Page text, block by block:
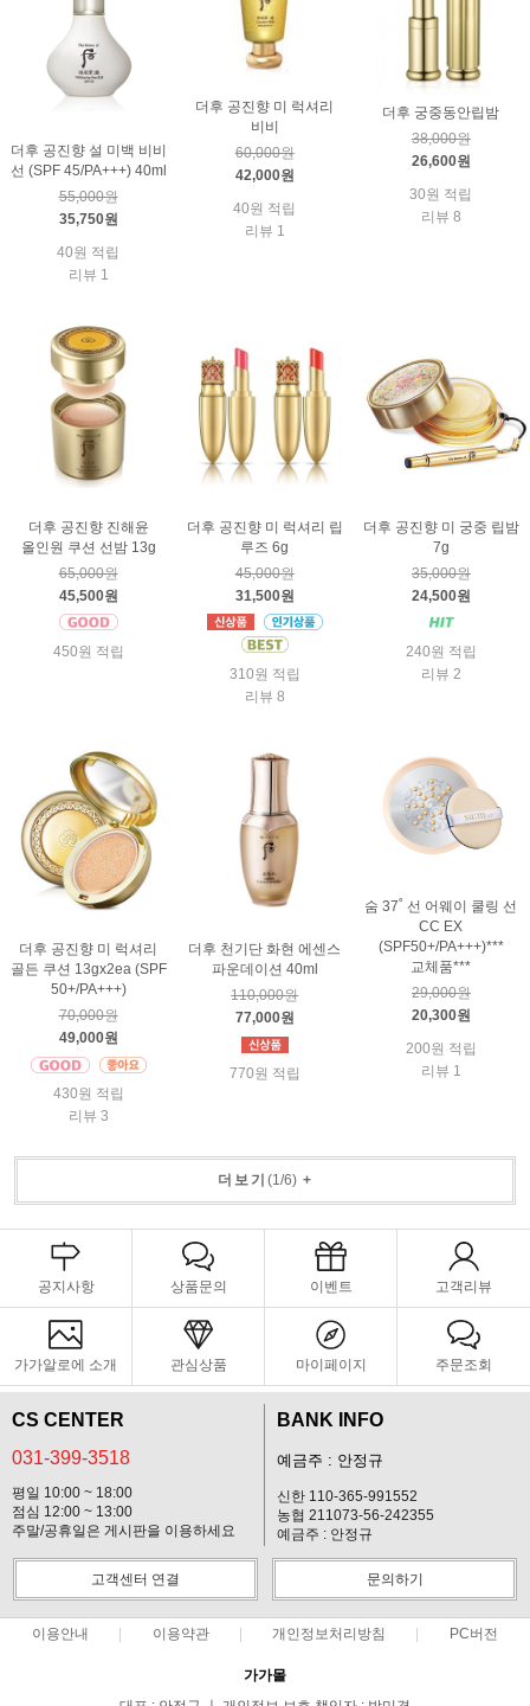
더후 공진향 설 미백 비비
선 (SPF 45/PA+++) 40ml
55,000원
35,750원
40원 적립
리뷰 1
더후 공진향 미 럭셔리
비비
60,000원
42,000원
40원 적립
리뷰 1
더후 궁중동안립밤
38,000원
26,600원
30원 적립
리뷰 8
더후 공진향 진해윤
올인원 쿠션 선밤 13g
65,000원
45,500원
450원 적립
더후 공진향 미 럭셔리 립
루즈 6g
45,000원
31,500원
310원 적립
리뷰 8
더후 공진향 미 궁중 립밤
7g
35,000원
24,500원
240원 적립
리뷰 2
더후 공진향 미 럭셔리
골든 쿠션 13gx2ea (SPF
50+/PA+++)
70,000원
49,000원
430원 적립
리뷰 3
더후 천기단 화현 에센스
파운데이션 40ml
110,000원
77,000원
770원 적립
숨 37˚ 선 어웨이 쿨링 선
CC EX
(SPF50+/PA+++)***
교체품***
29,000원
20,300원
200원 적립
리뷰 1
더보기 (1/6)+
공지사항 상품문의 이벤트 고객리뷰
가가알로에 소개 관심상품 마이페이지 주문조회
CS CENTER
031-399-3518
평일 10:00 ~ 18:00
점심 12:00 ~ 13:00
주말/공휴일은 게시판을 이용하세요
BANK INFO
예금주 : 안정규
신한 110-365-991552
농협 211073-56-242355
예금주 : 안정규
고객센터 연결 문의하기
이용안내 이용약관 개인정보처리방침 PC버전
가가몰